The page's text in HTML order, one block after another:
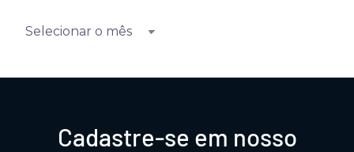
Cadastre-se em nosso